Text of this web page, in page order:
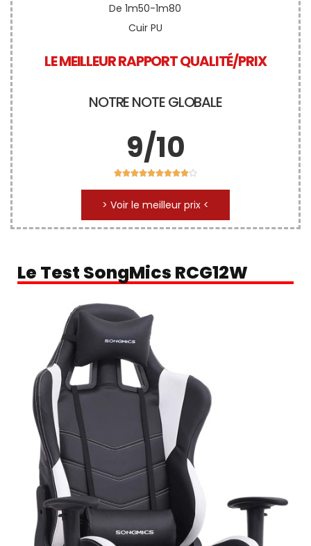
De 1m50-1m80
Cuir PU
LE MEILLEUR RAPPORT QUALITÉ/PRIX
NOTRE NOTE GLOBALE
9/10

> Voir le meilleur prix <
Le Test SongMics RCG12W